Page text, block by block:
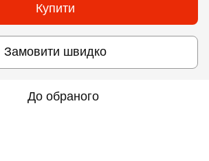
Купити
Замовити швидко
До обраного